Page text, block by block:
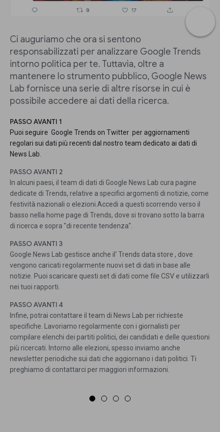
Ci auguriamo che ora si sentono
responsabilizzati per analizzare Google Trends
intorno politica per te. Tuttavia, oltre a
mantenere lo strumento pubblico, Google News
Lab fornisce una serie di altre risorse in cui è
possibile accedere ai dati della ricerca.
PASSO AVANTI 1
Puoi seguire Google Trends on Twitter per aggiornamenti
regolari sui dati più recenti dal nostro team dedicato ai dati di
News Lab.
PASSO AVANTI 2
In alcuni paesi, il team di dati di Google News Lab cura pagine
dedicate di Trends, relative a specifici argomenti di notizie, come
festività nazionali o elezioni.Accedi a questi scorrendo verso il
basso nella home page di Trends, dove si trovano sotto la barra
di ricerca e sopra "di recente tendenza".
PASSO AVANTI 3
Google News Lab gestisce anche il' Trends data store , dove
vengono caricati regolarmente nuovi set di dati in base alle
notizie. Puoi scaricare questi set di dati come file CSV e utilizzarli
nei tuoi rapporti.
PASSO AVANTI 4
Infine, potrai contattare il team di News Lab per richieste
specifiche. Lavoriamo regolarmente con i giornalisti per
compilare elenchi dei partiti politici, dei candidati e delle questioni
più ricercati. Intorno alle elezioni, spesso inviamo anche
newsletter periodiche sui dati che aggiornano i dati politici. Ti
preghiamo di contattarci per maggiori informazioni.